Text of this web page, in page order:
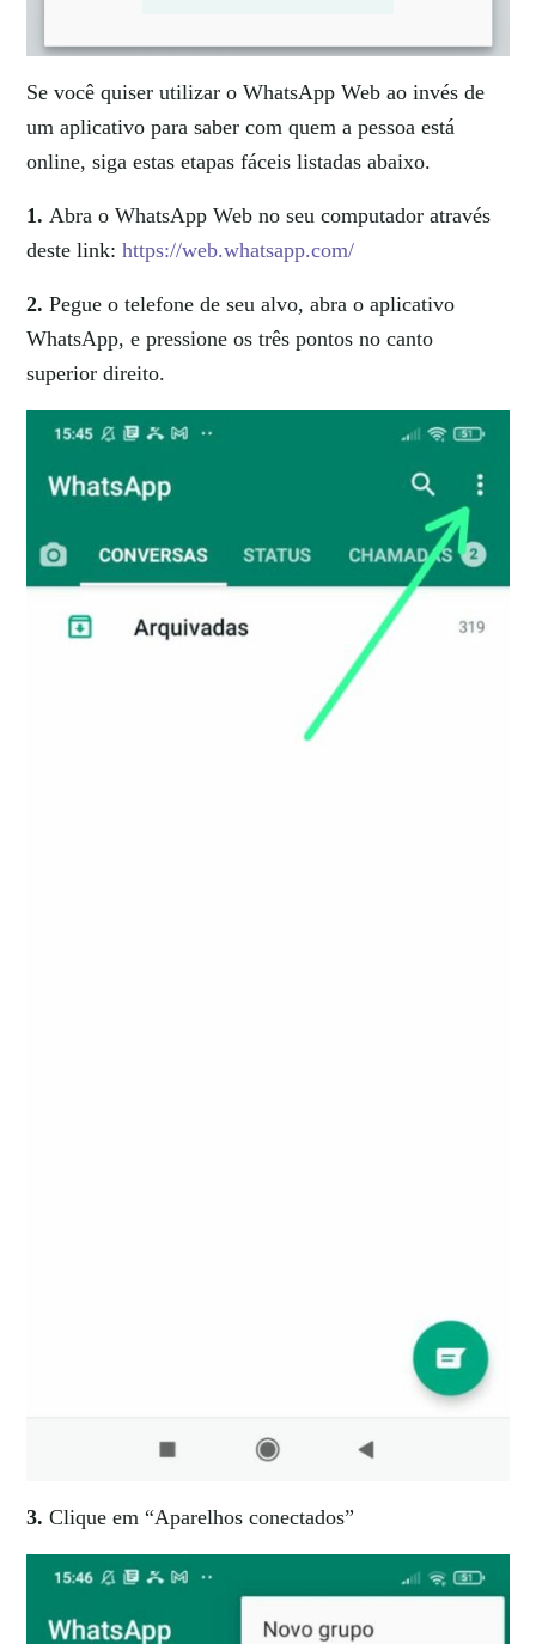
Se você quiser utilizar o WhatsApp Web ao invés de
um aplicativo para saber com quem a pessoa está
online, siga estas etapas fáceis listadas abaixo.
1. Abra o WhatsApp Web no seu computador através
deste link:https://web.whatsapp.com/
2. Pegue o telefone de seu alvo, abra o aplicativo
WhatsApp, e pressione os três pontos no canto
superior direito.
3. Clique em “Aparelhos conectados”